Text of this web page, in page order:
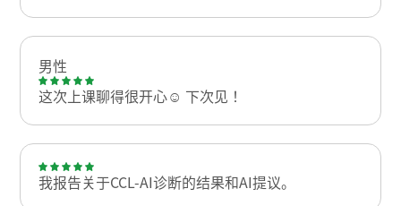
男性
这次上课聊得很开心☺️ 下次见！
我报告关于CCL-AI诊断的结果和AI提议。